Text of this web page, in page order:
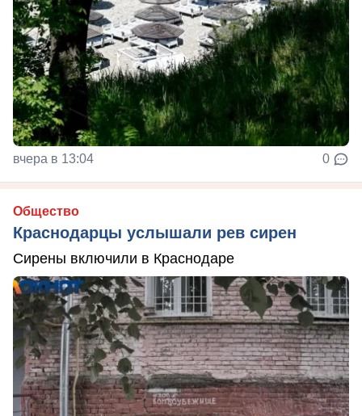
вчера в 13:04 0
Общество
Краснодарцы услышали рев сирен
Сирены включили в Краснодаре